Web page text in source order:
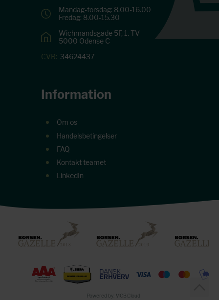
Mandag-torsdag: 8.00-16.00
Fredag: 8.00-15.30
Wichmandsgade 5F, 1. TV
5000 Odense C
CVR: 34624437
Information
Om os
Handelsbetingelser
FAQ
Kontakt teamet
LinkedIn
Powered by: MCB.Cloud